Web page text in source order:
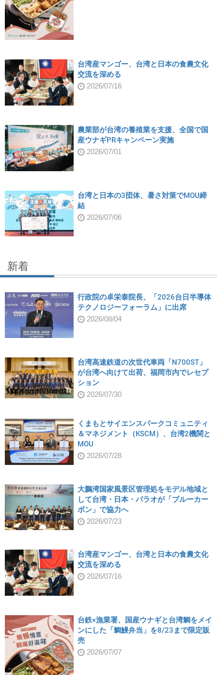
台湾産マンゴー、台湾と日本の食農文化
交流を深める
2026/07/16
農業部が台湾の養殖業を支援、全国で国
産ウナギPRキャンペーン実施
2026/07/01
台湾と日本の3団体、暑さ対策でMOU締
結
2026/07/06
新着
行政院の卓栄泰院長、「2026台日半導体
テクノロジーフォーラム」に出席
2026/08/04
台湾高速鉄道の次世代車両「N700ST」
が台湾へ向けて出荷、福岡市内でレセプ
ション
2026/07/30
くまもとサイエンスパークコミュニティ
＆マネジメント（KSCM）、台湾2機関と
MOU
2026/07/28
大鵬湾国家風景区管理処をモデル地域と
して台湾・日本・パラオが「ブルーカー
ボン」で協力へ
2026/07/23
台湾産マンゴー、台湾と日本の食農文化
交流を深める
2026/07/16
台鉄×漁業署、国産ウナギと台湾鯛をメイ
ンにした「鯛鰻弁当」を8/23まで限定販
売
2026/07/07